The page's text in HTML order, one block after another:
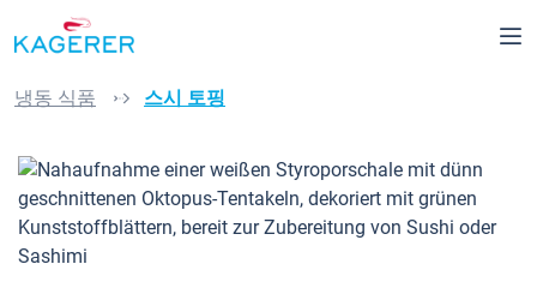
메인 콘텐츠로 건너뛰기
냉동 식품 스시 토핑